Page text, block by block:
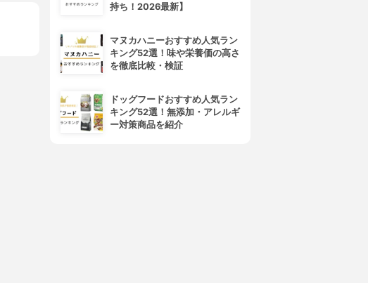
持ち！2026最新】
マヌカハニーおすすめ人気ラン
キング52選！味や栄養価の高さ
を徹底比較・検証
ドッグフードおすすめ人気ラン
キング52選！無添加・アレルギ
ー対策商品を紹介